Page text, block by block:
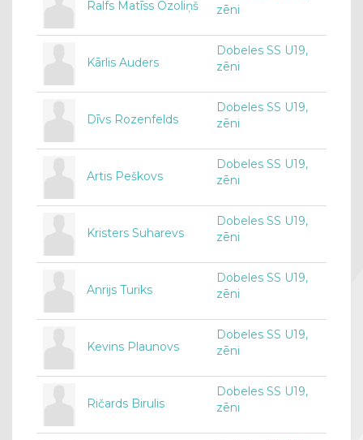
Ralfs Matīss Ozoliņš
zēni
Kārlis Auders
Dobeles SS U19,
zēni
Dīvs Rozenfelds
Dobeles SS U19,
zēni
Artis Peškovs
Dobeles SS U19,
zēni
Kristers Suharevs
Dobeles SS U19,
zēni
Anrijs Turiks
Dobeles SS U19,
zēni
Kevins Plaunovs
Dobeles SS U19,
zēni
Ričards Birulis
Dobeles SS U19,
zēni